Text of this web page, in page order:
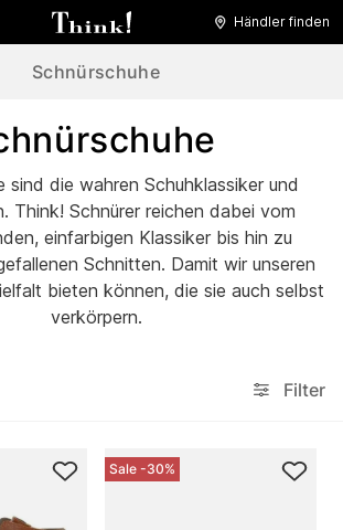
Händler finden
Schnürschuhe
sind die wahren Schuhklassiker und
Think! Schnürer reichen dabei vom
einfarbigen Klassiker bis hin zu
Schnitten. Damit wir unseren
bieten können, die sie auch selbst
verkörpern.
Filter
Sale -30%